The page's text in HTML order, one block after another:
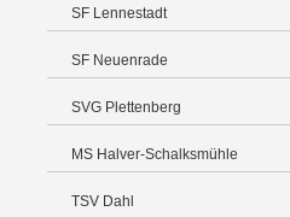
SF Lennestadt
SF Neuenrade
SVG Plettenberg
MS Halver-Schalksmühle
TSV Dahl